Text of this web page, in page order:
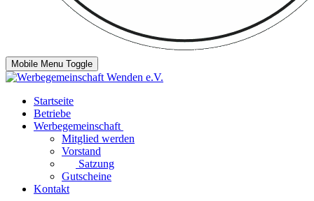
Mobile Menu Toggle
Startseite
Betriebe
Werbegemeinschaft
Mitglied werden
Vorstand
Satzung
Gutscheine
Kontakt